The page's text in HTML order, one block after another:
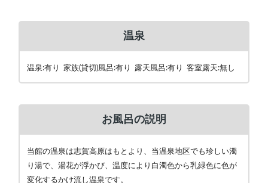
温泉
温泉:有り 家族(貸切)風呂:有り 露天風呂:有り 客室露天:無し
お風呂の説明
当館の温泉は志賀高原はもとより、当温泉地区でも珍しい濁
り湯で、湯花が浮かび、温度により白濁色から乳緑色に色が
変化するかけ流し温泉です。